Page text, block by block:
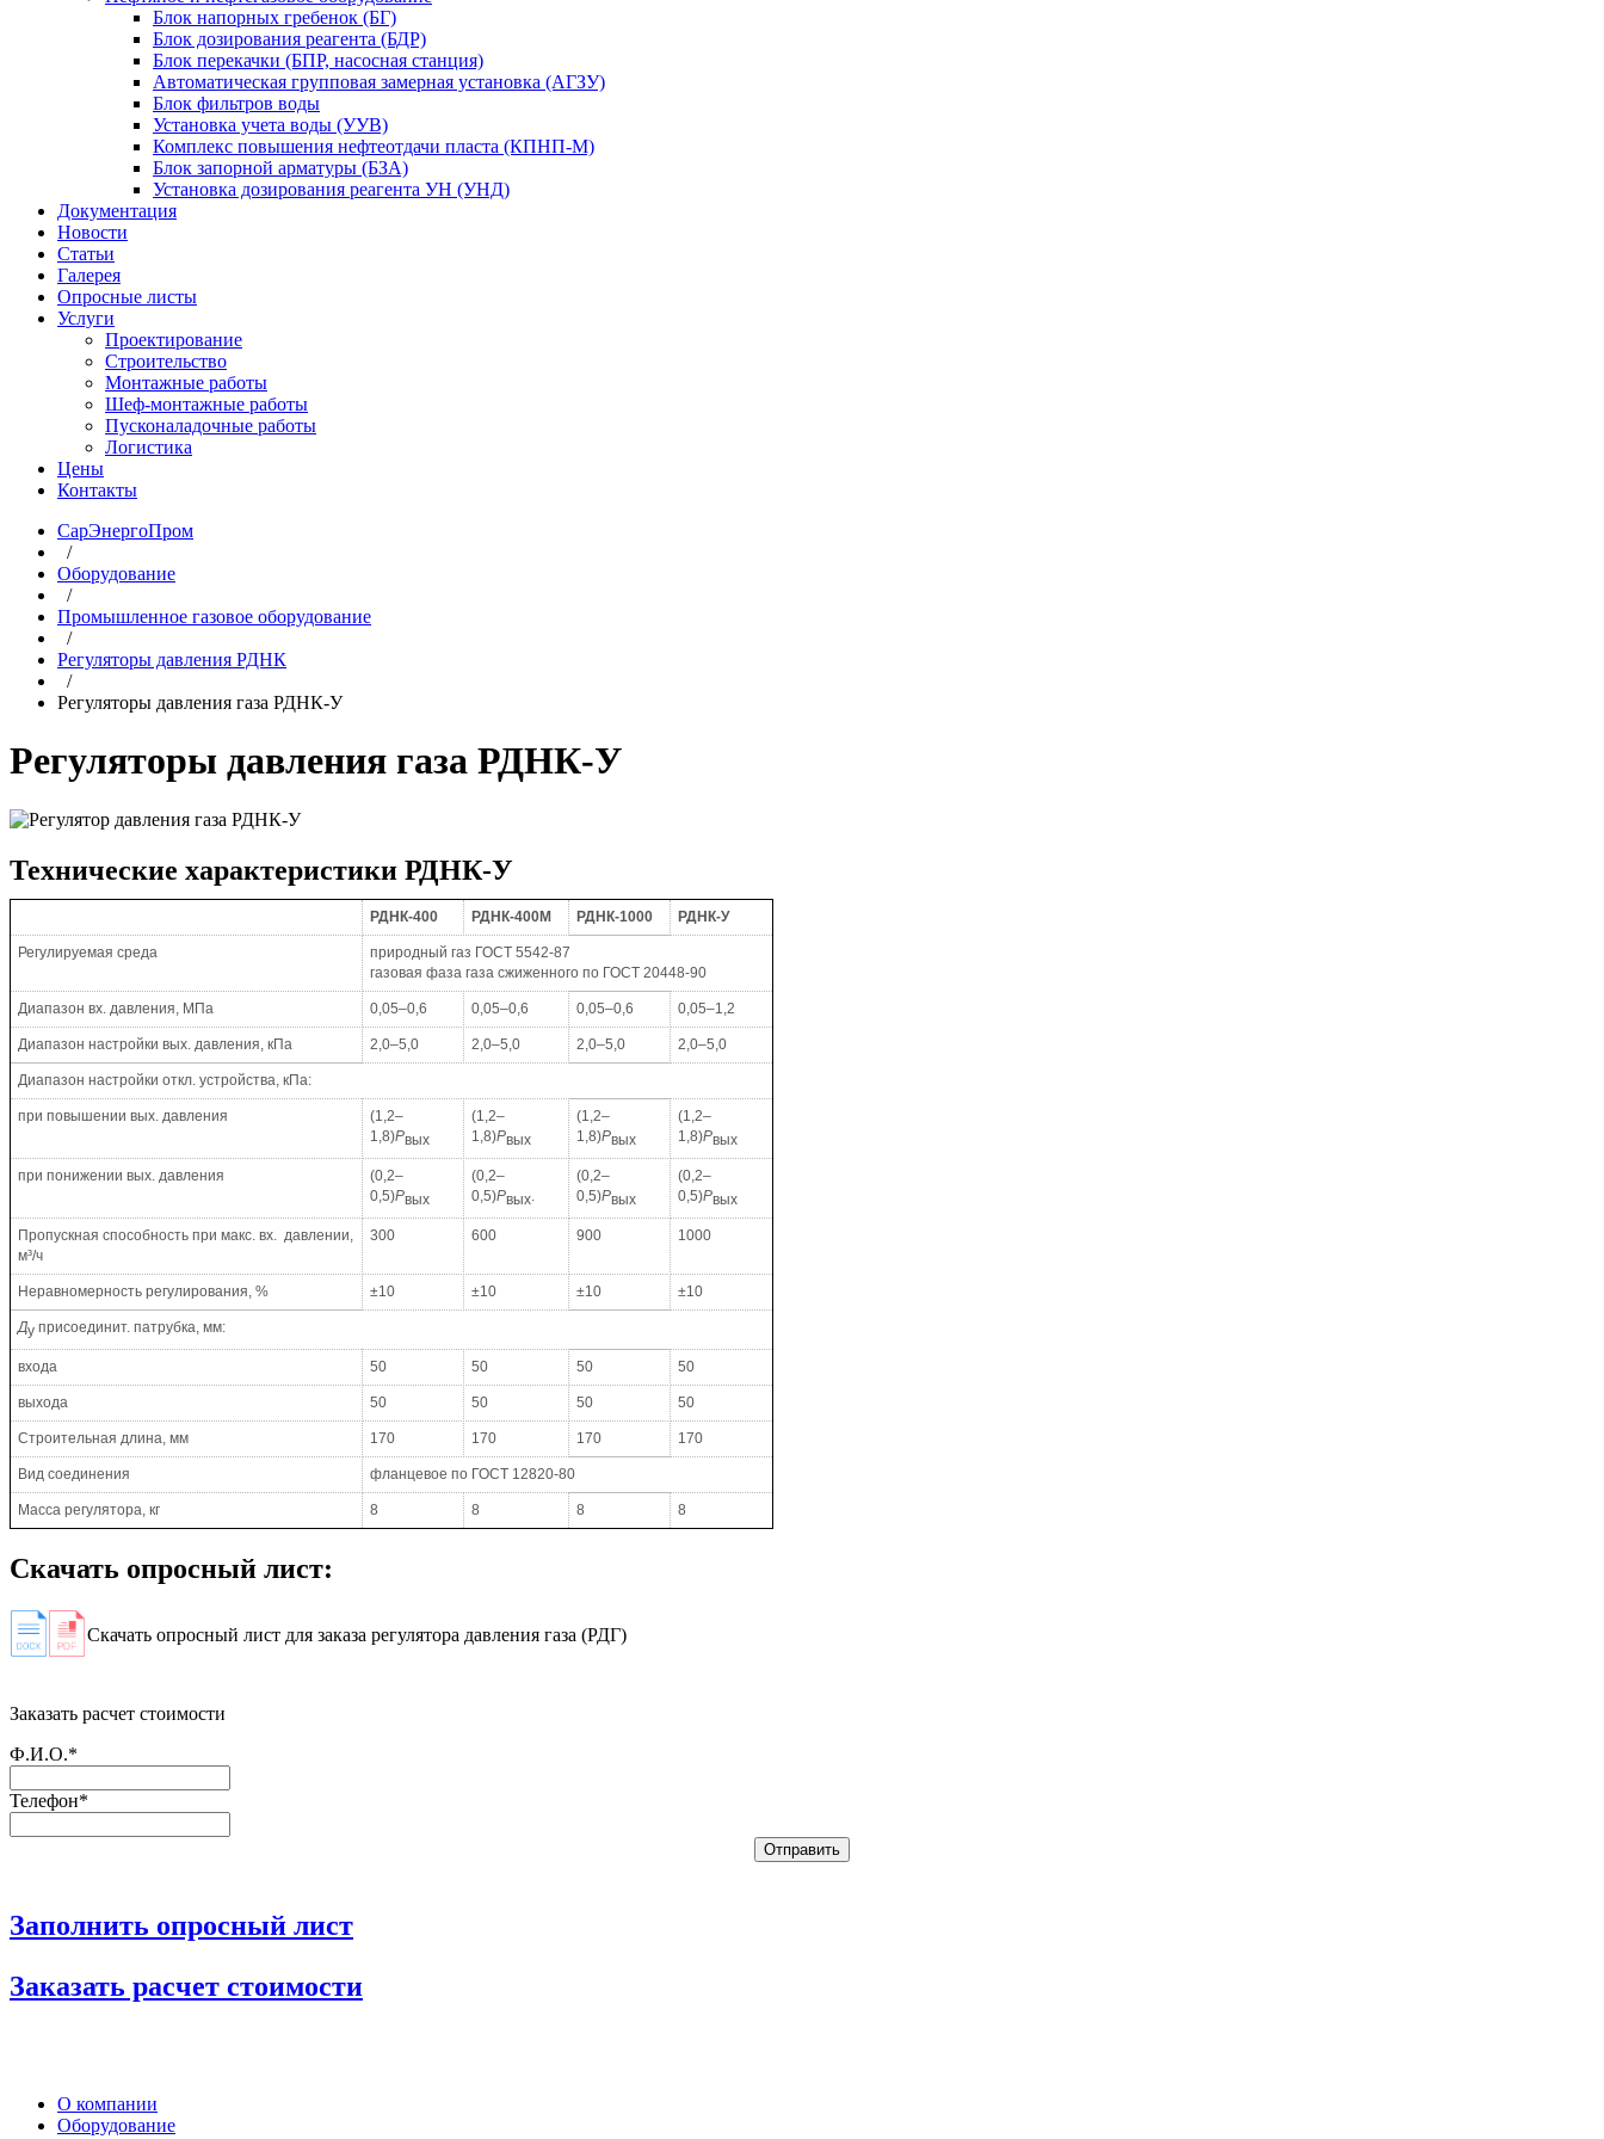
Блок напорных гребенок (БГ)
Блок дозирования реагента (БДР)
Блок перекачки (БПР, насосная станция)
Автоматическая групповая замерная установка (АГЗУ)
Блок фильтров воды
Установка учета воды (УУВ)
Комплекс повышения нефтеотдачи пласта (КПНП-М)
Блок запорной арматуры (БЗА)
Установка дозирования реагента УН (УНД)
Документация
Новости
Статьи
Галерея
Опросные листы
Услуги
Проектирование
Строительство
Монтажные работы
Шеф-монтажные работы
Пусконаладочные работы
Логистика
Цены
Контакты
СарЭнергоПром
/
Оборудование
/
Промышленное газовое оборудование
/
Регуляторы давления РДНК
/
Регуляторы давления газа РДНК-У
Регуляторы давления газа РДНК-У
Технические характеристики РДНК-У
РДНК-400 РДНК-400М РДНК-1000 РДНК-У
Регулируемая среда природный газ ГОСТ 5542-87
газовая фаза газа сжиженного по ГОСТ 20448-90
Диапазон вх. давления, МПа 0,05–0,6 0,05–0,6 0,05–0,6 0,05–1,2
Диапазон настройки вых. давления, кПа 2,0–5,0 2,0–5,0 2,0–5,0 2,0–5,0
Диапазон настройки откл. устройства, кПа:
при повышении вых. давления
(1,2–
1,8)Рвых
(1,2–
1,8)Рвых
(1,2–
1,8)Рвых
(1,2–
1,8)Рвых
при понижении вых. давления
(0,2–
0,5)Рвых
(0,2–
0,5)Рвых
(0,2–
0,5)Рвых
(0,2–
0,5)Рвых
Пропускная способность при макс. вх. давлении,
м³/ч
300 600 900 1000
Неравномерность регулирования, % ±10 ±10 ±10 ±10
Ду присоединит. патрубка, мм:
входа 50 50 50 50
выхода 50 50 50 50
Строительная длина, мм 170 170 170 170
Вид соединения фланцевое по ГОСТ 12820-80
Масса регулятора, кг 8 8 8 8
Скачать опросный лист:
Скачать опросный лист для заказа регулятора давления газа (РДГ)
Заказать расчет стоимости
Ф.И.О.*
Телефон*
Заполнить опросный лист
Заказать расчет стоимости
О компании
Оборудование